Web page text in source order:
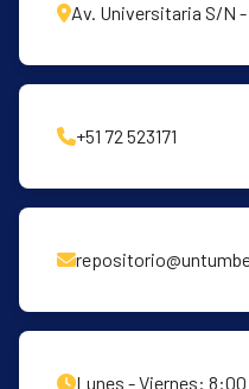
Av. Universitaria S/N
+51 72 523171
Lunes - Viernes: